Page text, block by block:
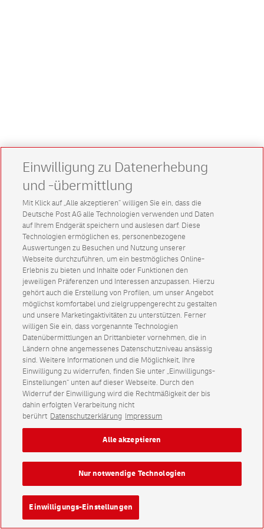
Einwilligung zu Datenerhebung
und -übermittlung
Mit Klick auf „Alle akzeptieren” willigen Sie ein, dass die
Deutsche Post AG alle Technologien verwenden und Daten
auf Ihrem Endgerät speichern und auslesen darf. Diese
Technologien ermöglichen es, personenbezogene
Auswertungen zu Besuchen und Nutzung unserer
Webseite durchzuführen, um ein bestmögliches Online-
Erlebnis zu bieten und Inhalte oder Funktionen den
jeweiligen Präferenzen und Interessen anzupassen. Hierzu
gehört auch die Erstellung von Profilen, um unser Angebot
möglichst komfortabel und zielgruppengerecht zu gestalten
und unsere Marketingaktivitäten zu unterstützen. Ferner
willigen Sie ein, dass vorgenannte Technologien
Datenübermittlungen an Drittanbieter vornehmen, die in
Ländern ohne angemessenes Datenschutzniveau ansässig
sind. Weitere Informationen und die Möglichkeit, Ihre
Einwilligung zu widerrufen, finden Sie unter „Einwilligungs-
Einstellungen“ unten auf dieser Webseite. Durch den
Widerruf der Einwilligung wird die Rechtmäßigkeit der bis
dahin erfolgten Verarbeitung nicht
berührt Datenschutzerklärung Impressum
Einwilligungs-Einstellungen
Nur notwendige Technologien
Alle akzeptieren